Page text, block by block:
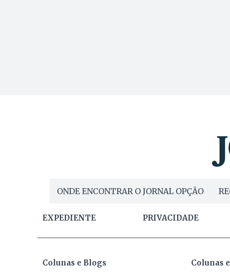
ONDE ENCONTRAR O JORNAL OPÇÃO
EXPEDIENTE PRIVACIDADE
Colunas e Blogs Colunas